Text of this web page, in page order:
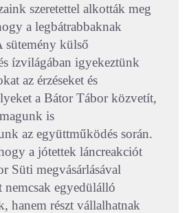
szeretettel alkották meg
a legbátrabbaknak
sütemény külső
ízvilágában igyekeztünk
az érzéseket és
a Bátor Tábor közvetít,
is
az együttműködés során.
a jótettek láncreakciót
Süti megvásárlásával
nemcsak egyedülálló
hanem részt vállalhatnak